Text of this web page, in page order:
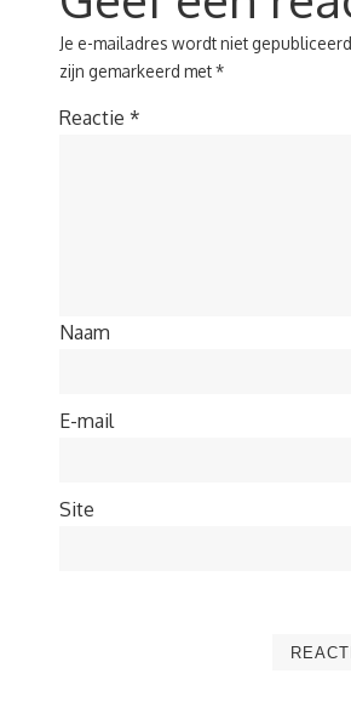
Je e-mailadres wordt niet
zijn gemarkeerd met*
Reactie *
Naam
E-mail
Site